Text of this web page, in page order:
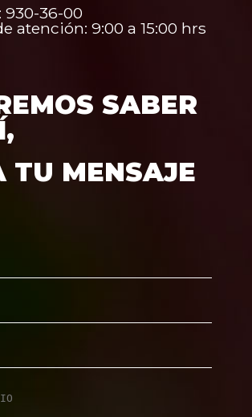
930-36-00
atención: 9:00 a 15:00 hrs
SABER
TU MENSAJE